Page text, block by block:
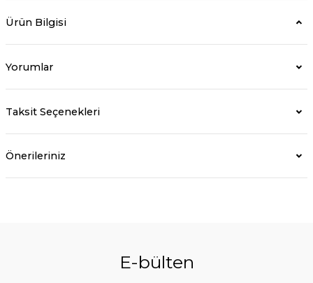
Ürün Bilgisi
Yorumlar
Taksit Seçenekleri
Önerileriniz
E-bülten